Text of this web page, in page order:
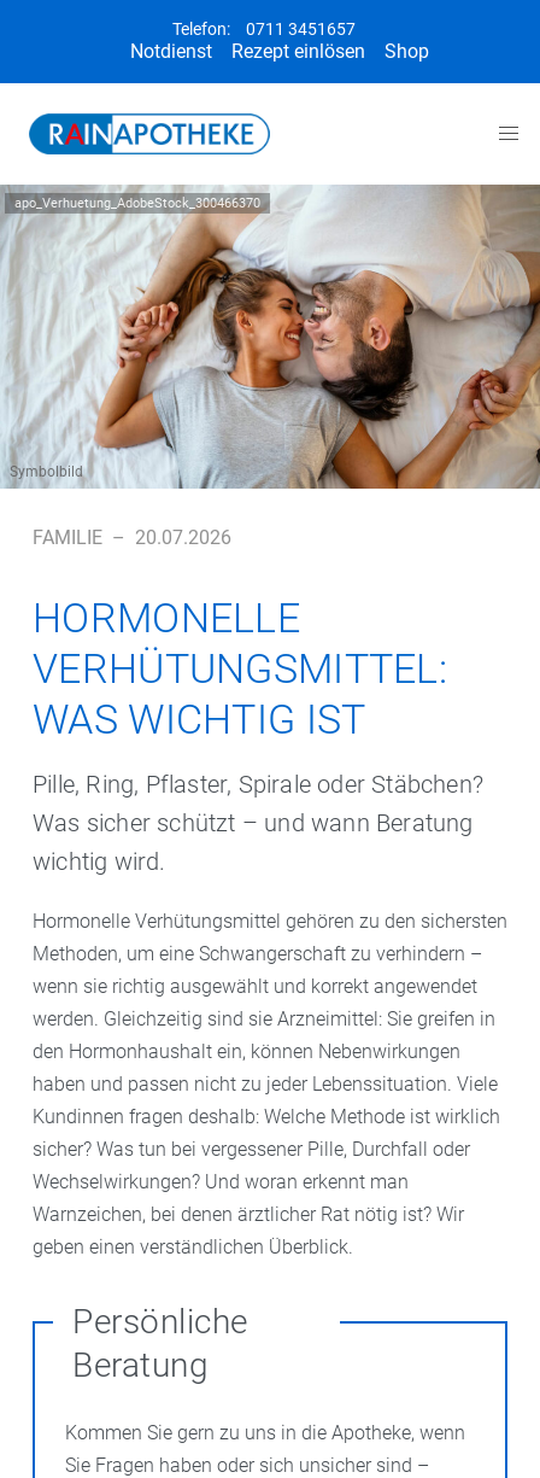
Telefon: 0711 3451657
Notdienst Rezept einlösen Shop
apo_Verhuetung_AdobeStock_300466370
Symbolbild
FAMILIE – 20.07.2026
HORMONELLE
VERHÜTUNGSMITTEL:
WAS WICHTIG IST
Pille, Ring, Pflaster, Spirale oder Stäbchen?
Was sicher schützt – und wann Beratung
wichtig wird.
Hormonelle Verhütungsmittel gehören zu den sichersten
Methoden, um eine Schwangerschaft zu verhindern –
wenn sie richtig ausgewählt und korrekt angewendet
werden. Gleichzeitig sind sie Arzneimittel: Sie greifen in
den Hormonhaushalt ein, können Nebenwirkungen
haben und passen nicht zu jeder Lebenssituation. Viele
Kundinnen fragen deshalb: Welche Methode ist wirklich
sicher? Was tun bei vergessener Pille, Durchfall oder
Wechselwirkungen? Und woran erkennt man
Warnzeichen, bei denen ärztlicher Rat nötig ist? Wir
geben einen verständlichen Überblick.
Persönliche
Beratung
Kommen Sie gern zu uns in die Apotheke, wenn
Sie Fragen haben oder sich unsicher sind –